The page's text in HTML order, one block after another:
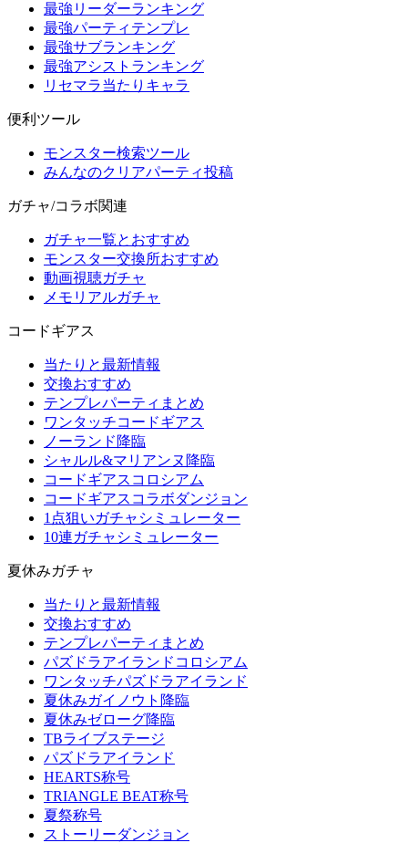
最強リーダーランキング
最強パーティテンプレ
最強サブランキング
最強アシストランキング
リセマラ当たりキャラ
便利ツール
モンスター検索ツール
みんなのクリアパーティ投稿
ガチャ/コラボ関連
ガチャ一覧とおすすめ
モンスター交換所おすすめ
動画視聴ガチャ
メモリアルガチャ
コードギアス
当たりと最新情報
交換おすすめ
テンプレパーティまとめ
ワンタッチコードギアス
ノーランド降臨
シャルル&マリアンヌ降臨
コードギアスコロシアム
コードギアスコラボダンジョン
1点狙いガチャシミュレーター
10連ガチャシミュレーター
夏休みガチャ
当たりと最新情報
交換おすすめ
テンプレパーティまとめ
パズドラアイランドコロシアム
ワンタッチパズドラアイランド
夏休みガイノウト降臨
夏休みゼローグ降臨
TBライブステージ
パズドラアイランド
HEARTS称号
TRIANGLE BEAT称号
夏祭称号
ストーリーダンジョン